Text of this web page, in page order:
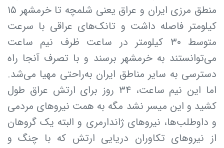
منطق مرزی ایران و عراق یعنی شلمچه تا خرمشهر ۱۵
کیلومتر فاصله داشت و تانک‌های عراقی با سرعت
متوسط ۳۰ کیلومتر در ساعت ظرف نیم ساعت
می‌توانستند به خرمشهر برسند و با تصرف آنجا راه
دسترسی به سایر مناطق ایران به‌راحتی مهیا می‌شد.
اما این نیم ساعت، ۳۴ روز برای ارتش عراق طول
کشید و این میسر نشد مگه به همت نیروهای مردمی
و داوطلب‌ها، نیروهای ژاندارمری و البته یک گروهان
از نیروهای تکاوران دریایی ارتش که با چنگ و